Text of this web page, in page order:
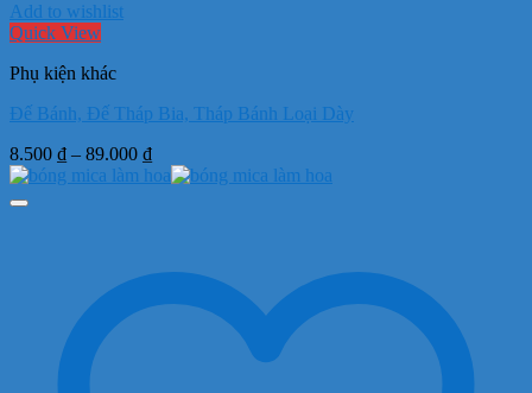
Add to wishlist
Quick View
Phụ kiện khác
Đế Bánh, Đế Tháp Bia, Tháp Bánh Loại Dày
8.500 ₫ – 89.000 ₫Khoảng
giá: